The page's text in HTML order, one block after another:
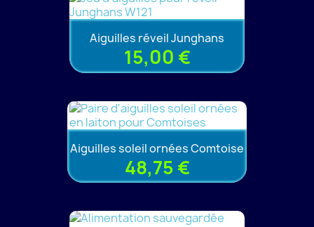
Aiguilles réveil Junghans
15,00 €
Aiguilles soleil ornées Comtoise
48,75 €